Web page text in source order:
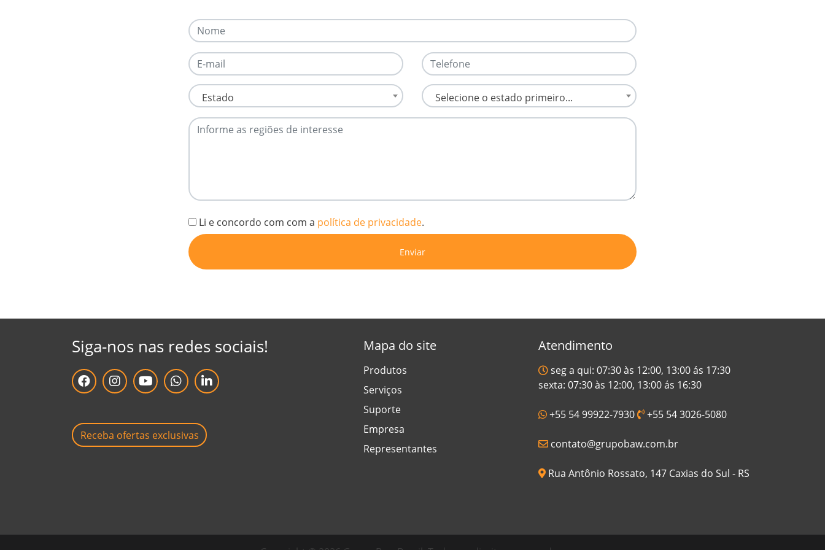
E-mail Telefone
EstadoEstado CidadeSelecione o estado primeiro...
Informe as regiões de interesse
Li e concordo com com a política de privacidade.
Enviar
Siga-nos nas redes sociais!
facebook da Grupo Baw Brasil
instagram da Grupo Baw Brasil
youtube da Grupo Baw Brasil
whatsapp da Grupo Baw Brasil
linkedin da Grupo Baw Brasil
Receba ofertas exclusivas
Mapa do site
Produtos
Serviços
Suporte
Empresa
Representantes
Atendimento
seg a qui: 07:30 às 12:00, 13:00 ás 17:30
sexta: 07:30 às 12:00, 13:00 ás 16:30
+55 54 99922-7930 +55 54 3026-5080
contato@grupobaw.com.br
Rua Antônio Rossato, 147 Caxias do Sul - RS